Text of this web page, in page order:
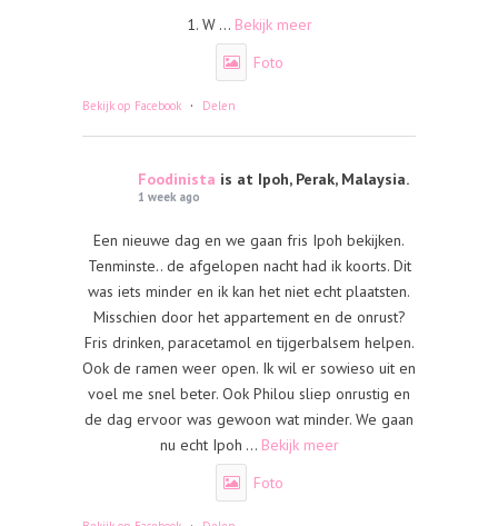
1. W ... Bekijk meer
Foto
Bekijk op Facebook · Delen
Foodinista is at Ipoh, Perak, Malaysia.
1 week ago
Een nieuwe dag en we gaan fris Ipoh bekijken.
Tenminste.. de afgelopen nacht had ik koorts. Dit
was iets minder en ik kan het niet echt plaatsten.
Misschien door het appartement en de onrust?
Fris drinken, paracetamol en tijgerbalsem helpen.
Ook de ramen weer open. Ik wil er sowieso uit en
voel me snel beter. Ook Philou sliep onrustig en
de dag ervoor was gewoon wat minder. We gaan
nu echt Ipoh ... Bekijk meer
Foto